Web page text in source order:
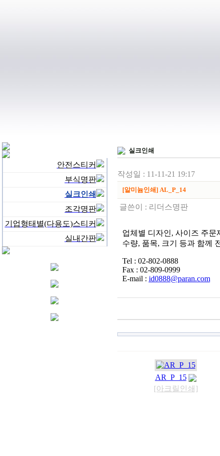
안전스티커
부식명판
실크인쇄
조각명판
기업형태별(다용도)스티커
실내간판
실크인쇄
작성일 : 11-11-21 19:17
[알미늄인쇄] AL_P_14
글쓴이 : 리더스명판
업체별 디자인, 사이즈 주문
수량, 품목, 크기 등과 함께
Tel : 02-802-0888
Fax : 02-809-0999
E-mail : id0888@paran.com
AR_P_15
[아크릴인쇄]